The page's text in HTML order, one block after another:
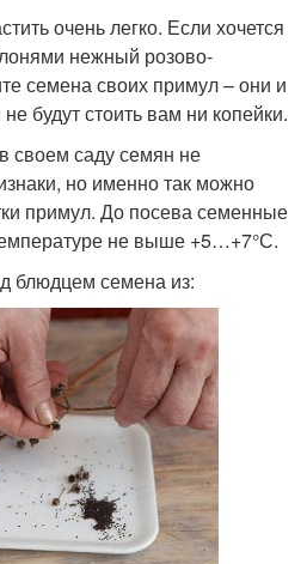
очень легко. Если хочется
нежный розово-
семена своих примул – они и
будут стоить вам ни копейки.
своем саду семян не
но именно так можно
примул. До посева семенные
не выше +5…+7°С.
блюдцем семена из: